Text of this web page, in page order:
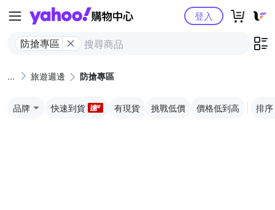
Yahoo購物中心
防搶專區
登入
旅遊週邊 防搶專區
品牌 快速到貨 有現貨 挑戰低價 價格低到高 排序